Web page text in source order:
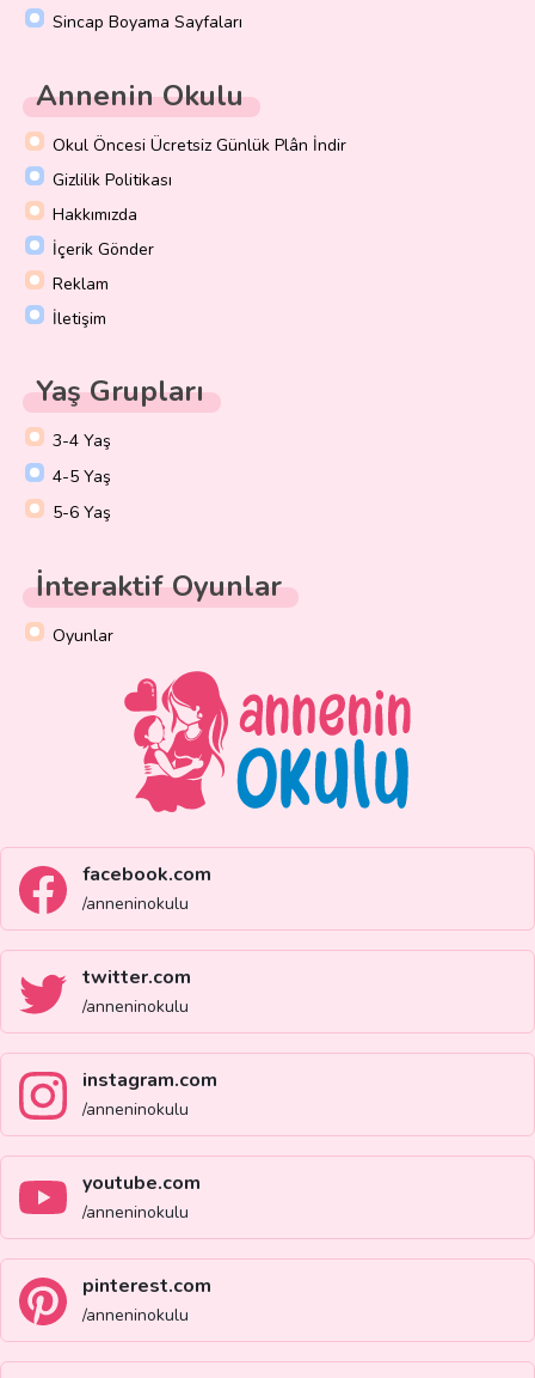
Sincap Boyama Sayfaları
Annenin Okulu
Okul Öncesi Ücretsiz Günlük Plân İndir
Gizlilik Politikası
Hakkımızda
İçerik Gönder
Reklam
İletişim
Yaş Grupları
3-4 Yaş
4-5 Yaş
5-6 Yaş
İnteraktif Oyunlar
Oyunlar
facebook.com
/anneninokulu
twitter.com
/anneninokulu
instagram.com
/anneninokulu
youtube.com
/anneninokulu
pinterest.com
/anneninokulu